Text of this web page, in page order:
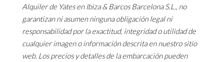
Alquiler de Yates en Ibiza & Barcos Barcelona S.L., no
garantizan ni asumen ninguna obligación legal ni
responsabilidad por la exactitud, integridad o utilidad de
cualquier imagen o información descrita en nuestro sitio
web. Los precios y detalles de la embarcación pueden